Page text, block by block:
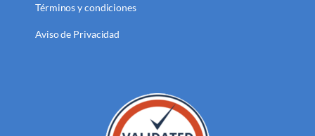
Términos y condiciones
Aviso de Privacidad